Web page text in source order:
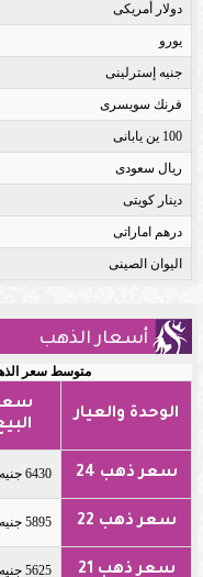
دولار أمريكى
يورو
جنيه إسترلينى
فرنك سويسرى
100 ين يابانى
ريال سعودى
دينار كويتى
درهم اماراتى
اليوان الصينى
أسعار الذهب
متوسط سعر
الوحدة والعيار
سعر ذهب 24 6430 جنيه
سعر ذهب 22 5895 جنيه
سعر ذهب 21 5625 جنيه